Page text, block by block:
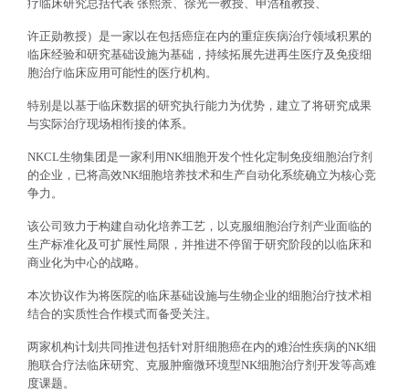
疗临床研究总括代表 张熙景、徐光一教授、申浩植教授、
许正勋教授）是一家以在包括癌症在内的重症疾病治疗领域积累的
临床经验和研究基础设施为基础，持续拓展先进再生医疗及免疫细
胞治疗临床应用可能性的医疗机构。
特别是以基于临床数据的研究执行能力为优势，建立了将研究成果
与实际治疗现场相衔接的体系。
NKCL生物集团是一家利用NK细胞开发个性化定制免疫细胞治疗剂
的企业，已将高效NK细胞培养技术和生产自动化系统确立为核心竞
争力。
该公司致力于构建自动化培养工艺，以克服细胞治疗剂产业面临的
生产标准化及可扩展性局限，并推进不停留于研究阶段的以临床和
商业化为中心的战略。
本次协议作为将医院的临床基础设施与生物企业的细胞治疗技术相
结合的实质性合作模式而备受关注。
两家机构计划共同推进包括针对肝细胞癌在内的难治性疾病的NK细
胞联合疗法临床研究、克服肿瘤微环境型NK细胞治疗剂开发等高难
度课题。